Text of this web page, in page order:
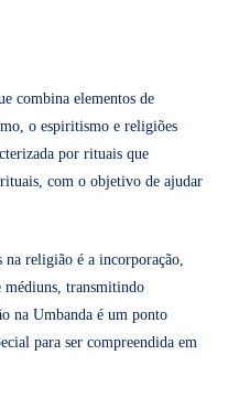
combina elementos de
o espiritismo e religiões
por rituais que
com o objetivo de ajudar
religião é a incorporação,
médiuns, transmitindo
na Umbanda é um ponto
para ser compreendida em